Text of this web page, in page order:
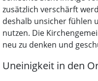
zusätzlich verschärft
deshalb unsicher fühlen
nutzen. Die
neu zu denken und
Uneinigkeit in den